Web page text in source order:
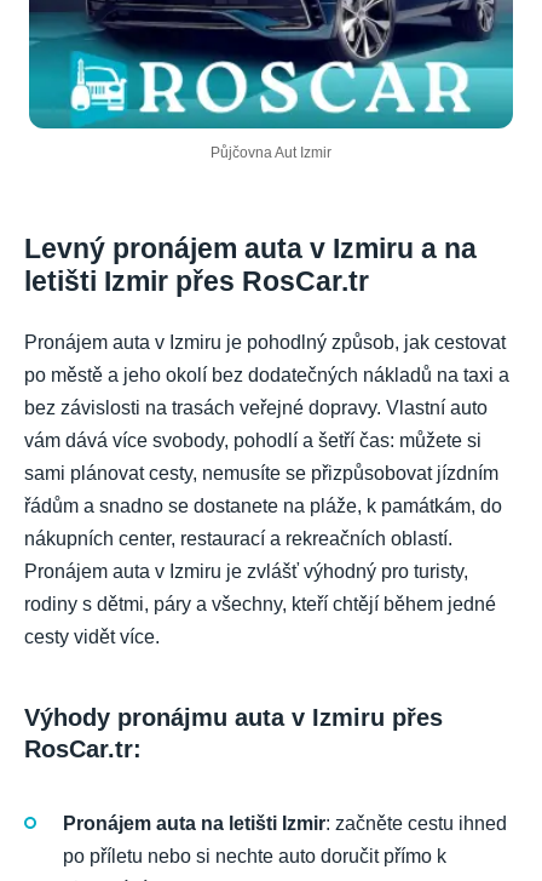
Půjčovna Aut Izmir
Levný pronájem auta v Izmiru a na
letišti Izmir přes RosCar.tr
Pronájem auta v Izmiru je pohodlný způsob, jak cestovat
po městě a jeho okolí bez dodatečných nákladů na taxi a
bez závislosti na trasách veřejné dopravy. Vlastní auto
vám dává více svobody, pohodlí a šetří čas: můžete si
sami plánovat cesty, nemusíte se přizpůsobovat jízdním
řádům a snadno se dostanete na pláže, k památkám, do
nákupních center, restaurací a rekreačních oblastí.
Pronájem auta v Izmiru je zvlášť výhodný pro turisty,
rodiny s dětmi, páry a všechny, kteří chtějí během jedné
cesty vidět více.
Výhody pronájmu auta v Izmiru přes
RosCar.tr:
Pronájem auta na letišti Izmir: začněte cestu ihned
po příletu nebo si nechte auto doručit přímo k